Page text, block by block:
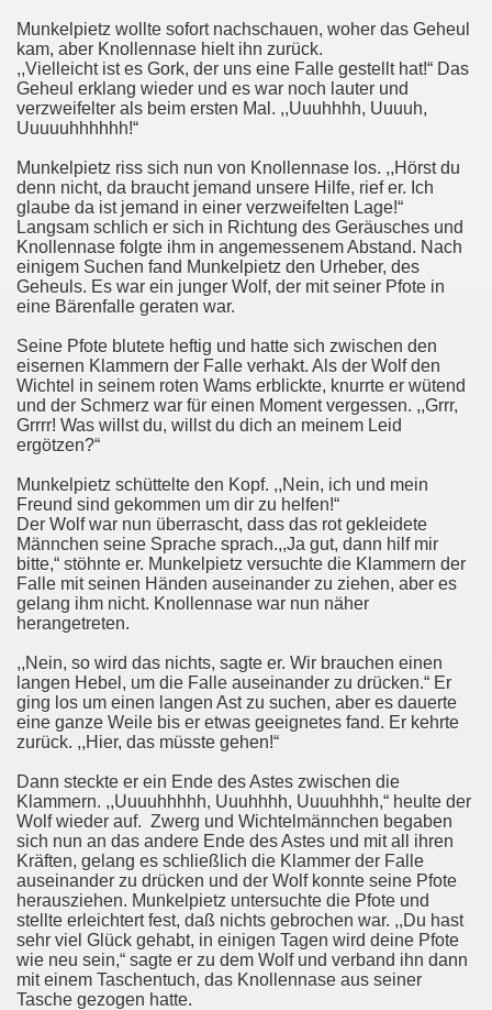
Munkelpietz wollte sofort nachschauen, woher das Geheul
kam, aber Knollennase hielt ihn zurück.
,,Vielleicht ist es Gork, der uns eine Falle gestellt hat!“ Das
Geheul erklang wieder und es war noch lauter und
verzweifelter als beim ersten Mal. ,,Uuuhhhh, Uuuuh,
Uuuuuhhhhhh!“
Munkelpietz riss sich nun von Knollennase los. ,,Hörst du
denn nicht, da braucht jemand unsere Hilfe, rief er. Ich
glaube da ist jemand in einer verzweifelten Lage!“
Langsam schlich er sich in Richtung des Geräusches und
Knollennase folgte ihm in angemessenem Abstand. Nach
einigem Suchen fand Munkelpietz den Urheber, des
Geheuls. Es war ein junger Wolf, der mit seiner Pfote in
eine Bärenfalle geraten war.
Seine Pfote blutete heftig und hatte sich zwischen den
eisernen Klammern der Falle verhakt. Als der Wolf den
Wichtel in seinem roten Wams erblickte, knurrte er wütend
und der Schmerz war für einen Moment vergessen. ,,Grrr,
Grrrr! Was willst du, willst du dich an meinem Leid
ergötzen?“
Munkelpietz schüttelte den Kopf. ,,Nein, ich und mein
Freund sind gekommen um dir zu helfen!“
Der Wolf war nun überrascht, dass das rot gekleidete
Männchen seine Sprache sprach.,,Ja gut, dann hilf mir
bitte,“ stöhnte er. Munkelpietz versuchte die Klammern der
Falle mit seinen Händen auseinander zu ziehen, aber es
gelang ihm nicht. Knollennase war nun näher
herangetreten.
,,Nein, so wird das nichts, sagte er. Wir brauchen einen
langen Hebel, um die Falle auseinander zu drücken.“ Er
ging los um einen langen Ast zu suchen, aber es dauerte
eine ganze Weile bis er etwas geeignetes fand. Er kehrte
zurück. ,,Hier, das müsste gehen!“
Dann steckte er ein Ende des Astes zwischen die
Klammern. ,,Uuuuhhhhh, Uuuhhhh, Uuuuhhhh,“ heulte der
Wolf wieder auf. Zwerg und Wichtelmännchen begaben
sich nun an das andere Ende des Astes und mit all ihren
Kräften, gelang es schließlich die Klammer der Falle
auseinander zu drücken und der Wolf konnte seine Pfote
herausziehen. Munkelpietz untersuchte die Pfote und
stellte erleichtert fest, daß nichts gebrochen war. ,,Du hast
sehr viel Glück gehabt, in einigen Tagen wird deine Pfote
wie neu sein,“ sagte er zu dem Wolf und verband ihn dann
mit einem Taschentuch, das Knollennase aus seiner
Tasche gezogen hatte.